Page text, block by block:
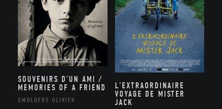
SOUVENIRS D’UN AMI /
MEMORIES OF A FRIEND
SMOLDERS OLIVIER
L’EXTRAORDINAIRE
VOYAGE DE MISTER
JACK